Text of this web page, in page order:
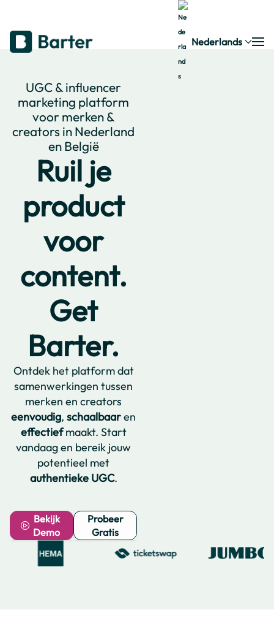
Nederlands
UGC & influencer
marketing platform
voor merken &
creators in Nederland
en België
Ruil je
product
voor
content.
Get
Barter.
Ontdek het platform dat
samenwerkingen tussen
merken en creators
eenvoudig, schaalbaaren
effectiefmaakt. Start
vandaag en bereik jouw
potentieel met
authentieke UGC.
Bekijk
Demo
Probeer
Gratis